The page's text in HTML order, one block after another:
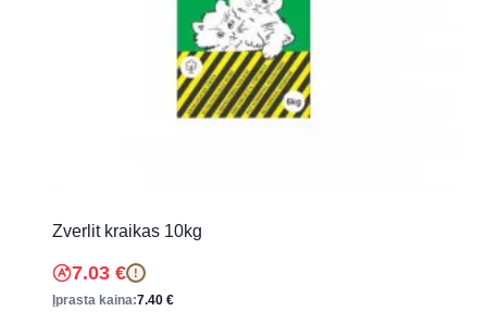
Zverlit kraikas 10kg
7.03 € !
Įprasta kaina:7.40 €